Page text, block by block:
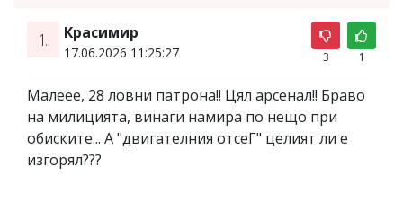
1. Красимир
17.06.2026 11:25:27 3 1
Малеее, 28 ловни патрона!! Цял арсенал!! Браво
на милицията, винаги намира по нещо при
обиските... А "двигателния отсеГ" целият ли е
изгорял???